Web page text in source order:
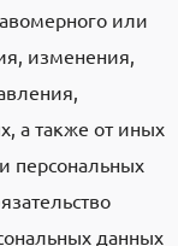
или
изменения,
а также от иных
персональных
данных